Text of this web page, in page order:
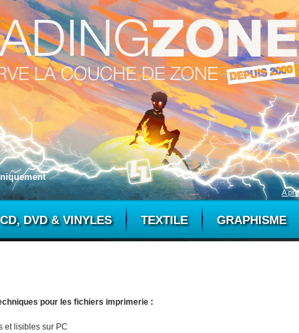
A
CD, DVD & VINYLES TEXTILE GRAPHISME
pour les fichiers imprimerie :
et lisibles sur PC